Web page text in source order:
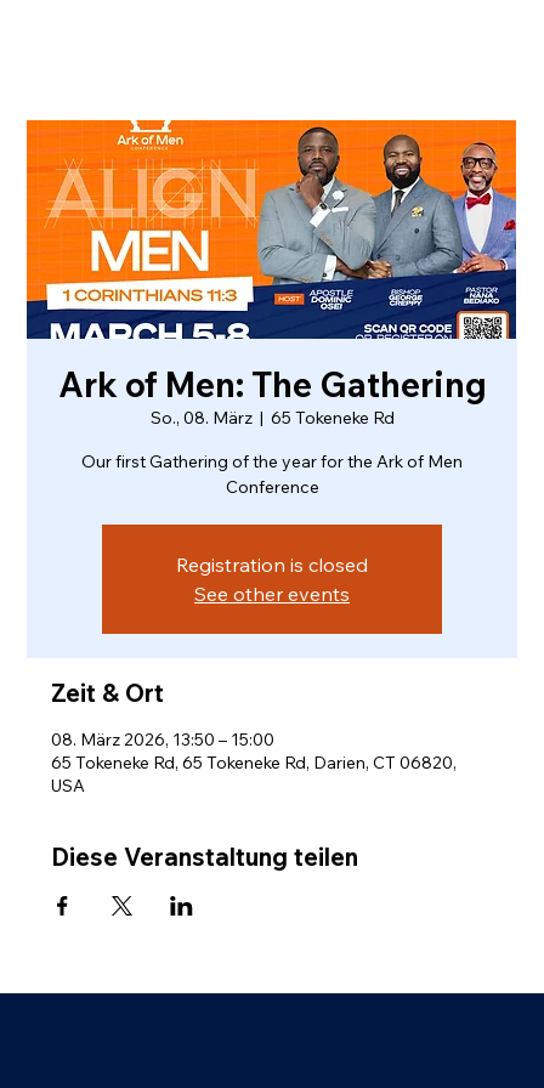
Ark of Men: The Gathering
So., 08. März
  |
65 Tokeneke Rd
Our first Gathering of the year for the Ark of Men
Conference
Registration is closed
See other events
Zeit & Ort
08. März 2026, 13:50 – 15:00
65 Tokeneke Rd, 65 Tokeneke Rd, Darien, CT 06820,
USA
Diese Veranstaltung teilen